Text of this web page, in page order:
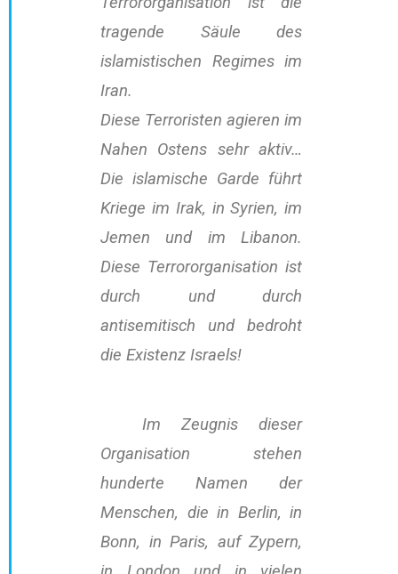
tragende Säule des
islamistischen Regimes im
Iran.
Diese Terroristen agieren im
Nahen Ostens sehr aktiv…
Die islamische Garde führt
Kriege im Irak, in Syrien, im
Jemen und im Libanon.
Diese Terrororganisation ist
durch und durch
antisemitisch und bedroht
die Existenz Israels!
Im Zeugnis dieser
Organisation stehen
hunderte Namen der
Menschen, die in Berlin, in
Bonn, in Paris, auf Zypern,